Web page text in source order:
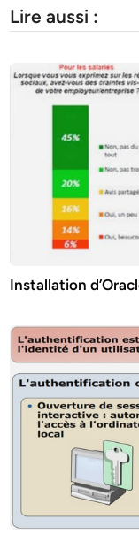
Lire aussi :
Installation